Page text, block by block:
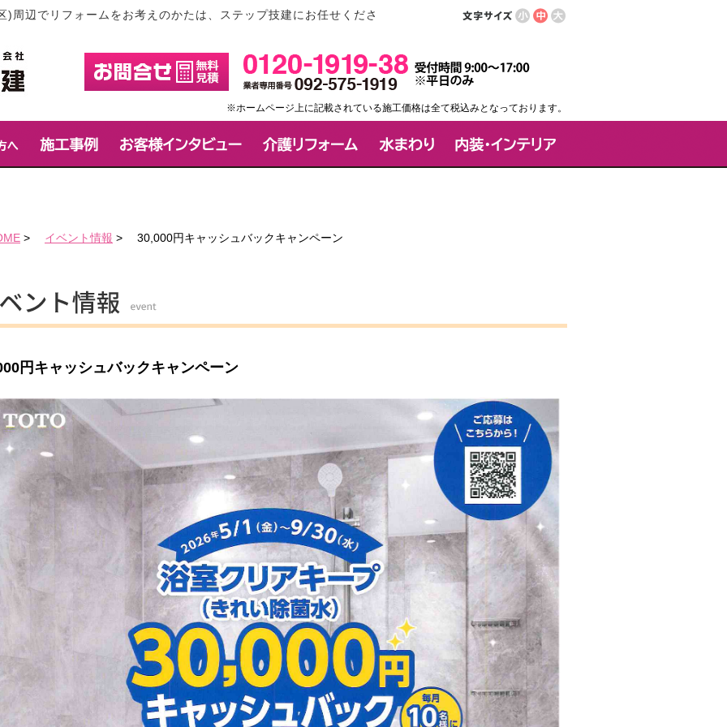
周辺でリフォームをお考えのかたは、ステップ技建にお任せくださ
※ホームページ上に記載されている施工価格は全て税込みとなっております。
> イベント情報 > 30,000円キャッシュバックキャンペーン
円キャッシュバックキャンペーン